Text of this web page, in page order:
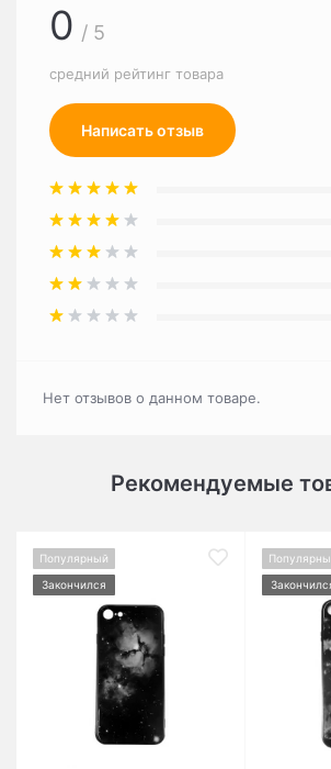
0 / 5
средний рейтинг товара
Написать отзыв
Нет отзывов о данном товаре.
Рекомендуемые
Популярный
Закончился